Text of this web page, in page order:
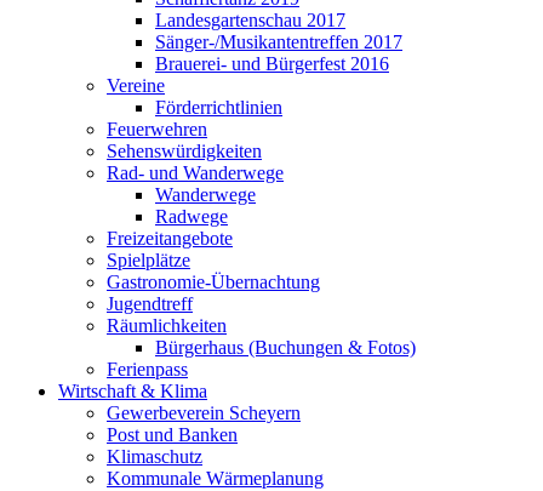
Landesgartenschau 2017
Sänger-/Musikantentreffen 2017
Brauerei- und Bürgerfest 2016
Vereine
Förderrichtlinien
Feuerwehren
Sehenswürdigkeiten
Rad- und Wanderwege
Wanderwege
Radwege
Freizeitangebote
Spielplätze
Gastronomie-Übernachtung
Jugendtreff
Räumlichkeiten
Bürgerhaus (Buchungen & Fotos)
Ferienpass
Wirtschaft & Klima
Gewerbeverein Scheyern
Post und Banken
Klimaschutz
Kommunale Wärmeplanung